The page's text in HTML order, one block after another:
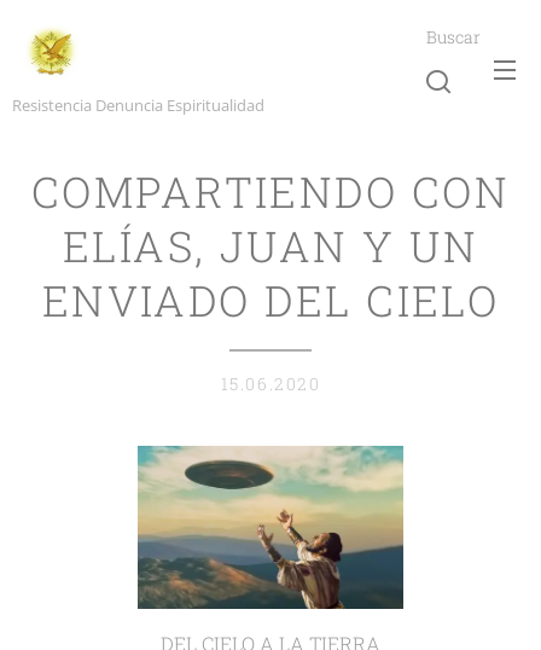
Resistencia Denuncia Espiritualidad
Buscar
COMPARTIENDO CON
ELÍAS, JUAN Y UN
ENVIADO DEL CIELO
15.06.2020
DEL CIELO A LA TIERRA